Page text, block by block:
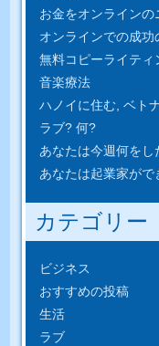
お金をオンライン
オンラインでの成
無料コピーライティ
音楽療法
ハノイに住む, ベト
ラブ? 何?
あなたは今週何をし
あなたは起業家がで
カテゴリー
ビジネス
おすすめの投稿
生活
ラブ